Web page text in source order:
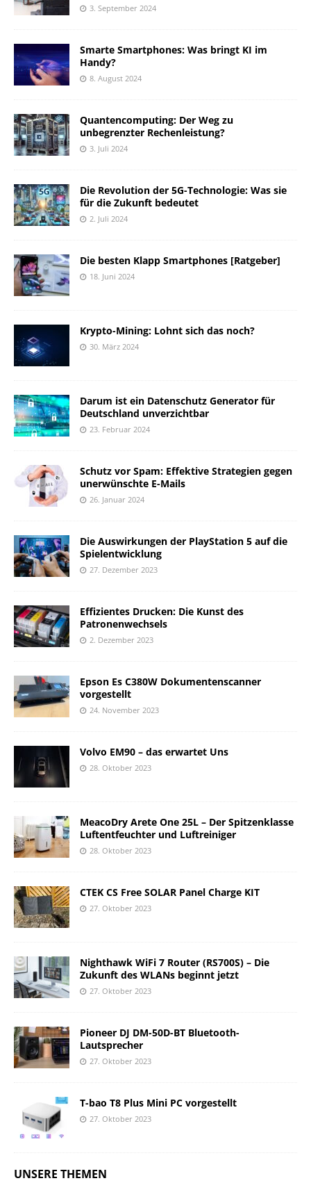
3. September 2024
Smarte Smartphones: Was bringt KI im
Handy?
8. August 2024
Quantencomputing: Der Weg zu
unbegrenzter Rechenleistung?
3. Juli 2024
Die Revolution der 5G-Technologie: Was sie
für die Zukunft bedeutet
2. Juli 2024
Die besten Klapp Smartphones [Ratgeber]
18. Juni 2024
Krypto-Mining: Lohnt sich das noch?
30. März 2024
Darum ist ein Datenschutz Generator für
Deutschland unverzichtbar
23. Februar 2024
Schutz vor Spam: Effektive Strategien gegen
unerwünschte E-Mails
26. Januar 2024
Die Auswirkungen der PlayStation 5 auf die
Spielentwicklung
27. Dezember 2023
Effizientes Drucken: Die Kunst des
Patronenwechsels
2. Dezember 2023
Epson Es C380W Dokumentenscanner
vorgestellt
24. November 2023
Volvo EM90 – das erwartet Uns
28. Oktober 2023
MeacoDry Arete One 25L – Der Spitzenklasse
Luftentfeuchter und Luftreiniger
28. Oktober 2023
CTEK CS Free SOLAR Panel Charge KIT
27. Oktober 2023
Nighthawk WiFi 7 Router (RS700S) – Die
Zukunft des WLANs beginnt jetzt
27. Oktober 2023
Pioneer DJ DM-50D-BT Bluetooth-
Lautsprecher
27. Oktober 2023
T-bao T8 Plus Mini PC vorgestellt
27. Oktober 2023
UNSERE THEMEN